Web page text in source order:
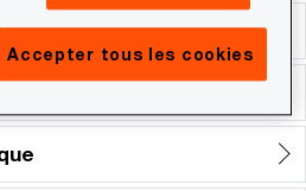
Accepter tous les cookies